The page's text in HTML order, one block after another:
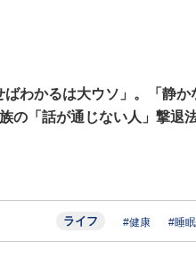
わかるは大ウソ」。「静か
の「話が通じない人」撃退
ライフ #健康 #睡眠